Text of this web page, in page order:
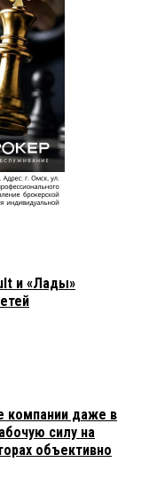
и «Лады»
компании даже в
силу на
объективно